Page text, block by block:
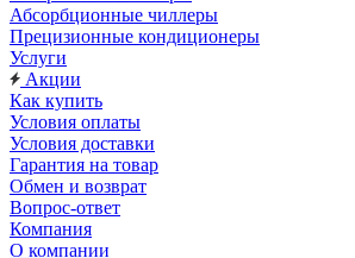
Абсорбционные чиллеры
Прецизионные кондиционеры
Услуги
Акции
Как купить
Условия оплаты
Условия доставки
Гарантия на товар
Обмен и возврат
Вопрос-ответ
Компания
О компании